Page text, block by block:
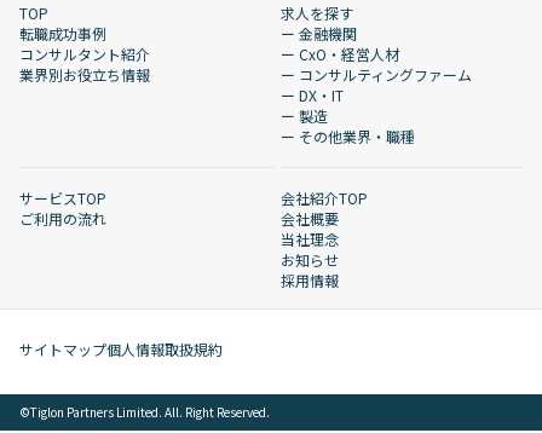
TOP
転職成功事例
コンサルタント紹介
業界別お役立ち情報
求人を探す
ー 金融機関
ー CxO・経営人材
ー コンサルティングファーム
ー DX・IT
ー 製造
ー その他業界・職種
サービスTOP
ご利用の流れ
会社紹介TOP
会社概要
当社理念
お知らせ
採用情報
サイトマップ個人情報取扱規約
©︎Tiglon Partners Limited. All. Right Reserved.